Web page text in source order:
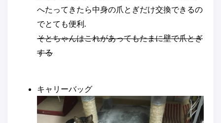
へたってきたら中身の爪とぎだけ交換できるの
でとても便利.
そとちゃんはこれがあってもたまに壁で爪とぎ
する
キャリーバッグ